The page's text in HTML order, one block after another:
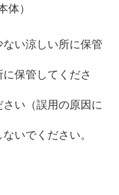
体）
ない涼しい所に保管
に保管してくださ
さい（誤用の原因に
いでください。